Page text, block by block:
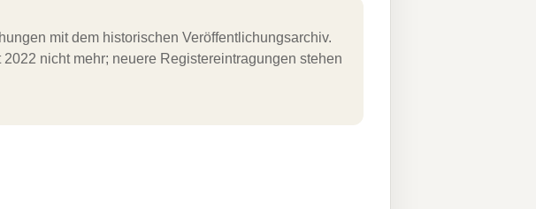
mit dem historischen Veröffentlichungsarchiv.
nicht mehr; neuere Registereintragungen stehen